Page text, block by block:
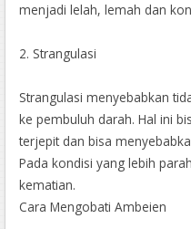
menjadi lelah, lemah dan
2. Strangulasi
Strangulasi menyebabkan
ke pembuluh darah. Hal ini
terjepit dan bisa
Pada kondisi yang lebih
kematian.
Cara Mengobati Ambeien